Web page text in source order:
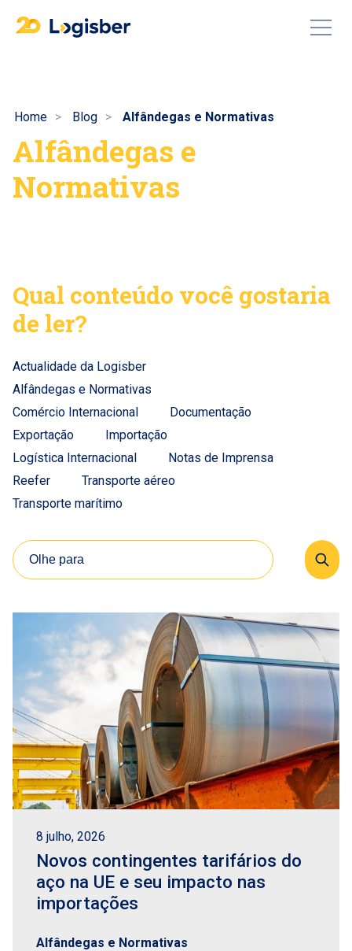
Home Blog Alfândegas e Normativas
Alfândegas e
Normativas
Qual conteúdo você gostaria
de ler?
Actualidade da Logisber
Alfândegas e Normativas
Comércio Internacional
Documentação
Exportação
Importação
Logística Internacional
Notas de Imprensa
Reefer
Transporte aéreo
Transporte marítimo
8 julho, 2026
Novos contingentes tarifários do
aço na UE e seu impacto nas
importações
Alfândegas e Normativas